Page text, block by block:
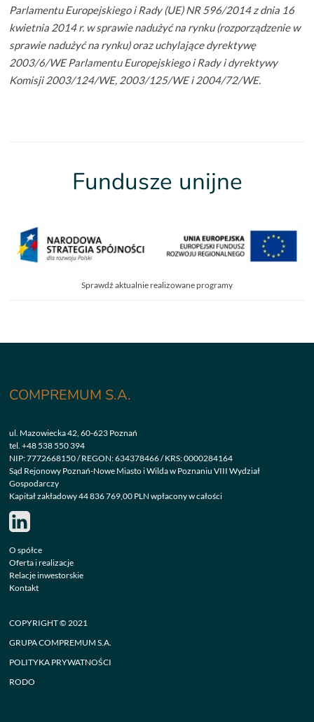
Parlamentu Europejskiego i Rady (UE) NR 596/2014 z dnia 16
kwietnia 2014 r. w sprawie nadużyć na rynku (rozporządzenie w
sprawie nadużyć na rynku) oraz uchylające dyrektywę
2003/6/WE Parlamentu Europejskiego i Rady i dyrektywy
Komisji 2003/124/WE, 2003/125/WE i 2004/72/WE.
Fundusze unijne
Sprawdź aktualnie realizowane programy
COMPREMUM S.A.
ul. Mazowiecka 42, 60-623 Poznań
tel.+48 538 550 394
NIP: 7772668150 / REGON: 634378466 / KRS: 0000284164
Sąd Rejonowy Poznań-Nowe Miasto i Wilda w Poznaniu VIII Wydział
Gospodarczy
Kapitał zakładowy 44 836 769,00 PLN wpłacony w całości
O spółce
Oferta i realizacje
Relacje inwestorskie
Kontakt
COPYRIGHT © 2021
GRUPA COMPREMUM S.A.
POLITYKA PRYWATNOŚCI
RODO